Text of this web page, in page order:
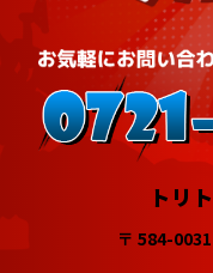
トリ
〒 584-